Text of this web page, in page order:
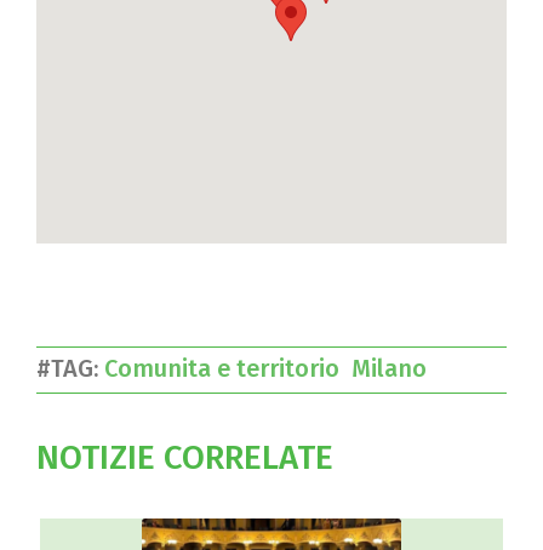
#TAG: Comunita e territorio Milano
NOTIZIE CORRELATE